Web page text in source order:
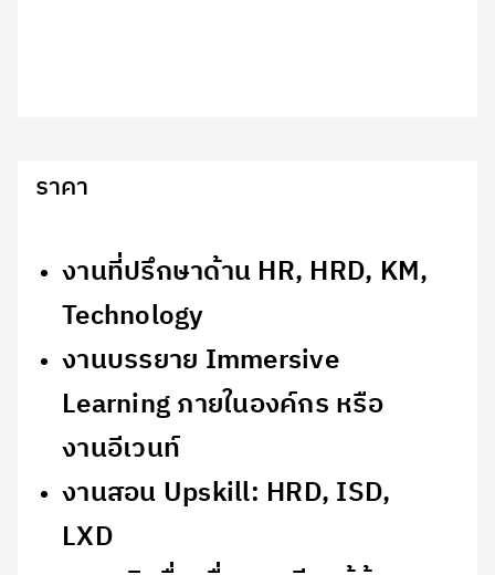
ราคา
งานที่ปรึกษาด้าน HR, HRD, KM,
Technology
งานบรรยาย Immersive
Learning ภายในองค์กร หรือ
งานอีเวนท์
งานสอน Upskill: HRD, ISD,
LXD